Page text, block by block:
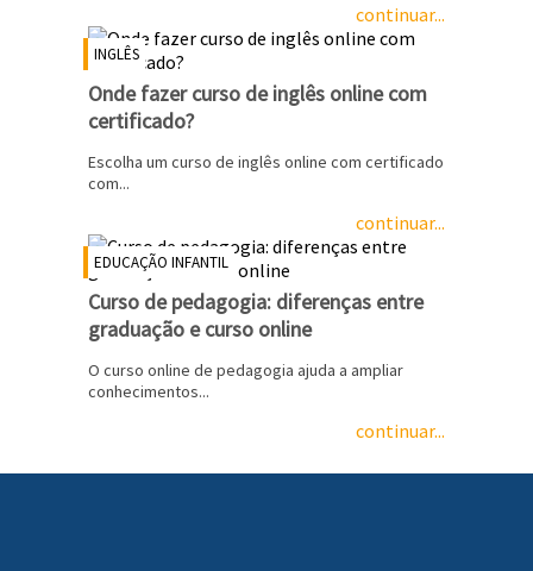
continuar...
INGLÊS
Onde fazer curso de inglês online com
certificado?
Escolha um curso de inglês online com certificado
com...
continuar...
EDUCAÇÃO INFANTIL
Curso de pedagogia: diferenças entre
graduação e curso online
O curso online de pedagogia ajuda a ampliar
conhecimentos...
continuar...